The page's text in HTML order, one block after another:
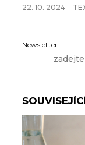
22. 10. 2024
Newsletter